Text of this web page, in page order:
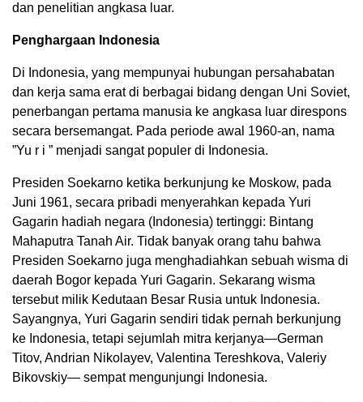
dan penelitian angkasa luar.
Penghargaan Indonesia
Di Indonesia, yang mempunyai hubungan persahabatan
dan kerja sama erat di berbagai bidang dengan Uni Soviet,
penerbangan pertama manusia ke angkasa luar direspons
secara bersemangat. Pada periode awal 1960-an, nama
”Yu r i ” menjadi sangat populer di Indonesia.
Presiden Soekarno ketika berkunjung ke Moskow, pada
Juni 1961, secara pribadi menyerahkan kepada Yuri
Gagarin hadiah negara (Indonesia) tertinggi: Bintang
Mahaputra Tanah Air. Tidak banyak orang tahu bahwa
Presiden Soekarno juga menghadiahkan sebuah wisma di
daerah Bogor kepada Yuri Gagarin. Sekarang wisma
tersebut milik Kedutaan Besar Rusia untuk Indonesia.
Sayangnya, Yuri Gagarin sendiri tidak pernah berkunjung
ke Indonesia, tetapi sejumlah mitra kerjanya—German
Titov, Andrian Nikolayev, Valentina Tereshkova, Valeriy
Bikovskiy— sempat mengunjungi Indonesia.